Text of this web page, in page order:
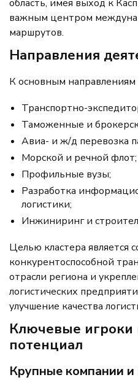
область, имея выход к
важным центром
маршрутов.
Направления
К основным
Транспортно-
Таможенные и
Авиа- и ж/д перевозка
Морской и речной флот;
Профильные вузы;
Разработка
логистики;
Инжиниринг и
Целью кластера является
конкурентоспособной
отрасли региона и
логистических
улучшение качества
Ключевые игроки
потенциал
Крупные компании